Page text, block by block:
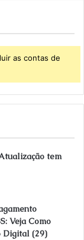
as contas de
tem
Veja Como
Digital (29)